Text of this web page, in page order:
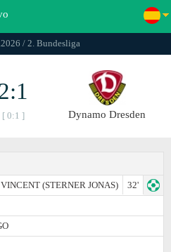
/ 2. Bundesliga
[ 0:1 ] Dynamo Dresden
(STERNER JONAS)
32'